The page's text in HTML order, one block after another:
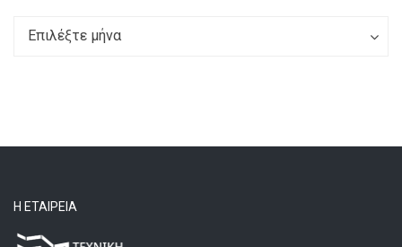
Archives
Επιλέξτε μήνα
Archives
Η ΕΤΑΙΡΕΊΑ